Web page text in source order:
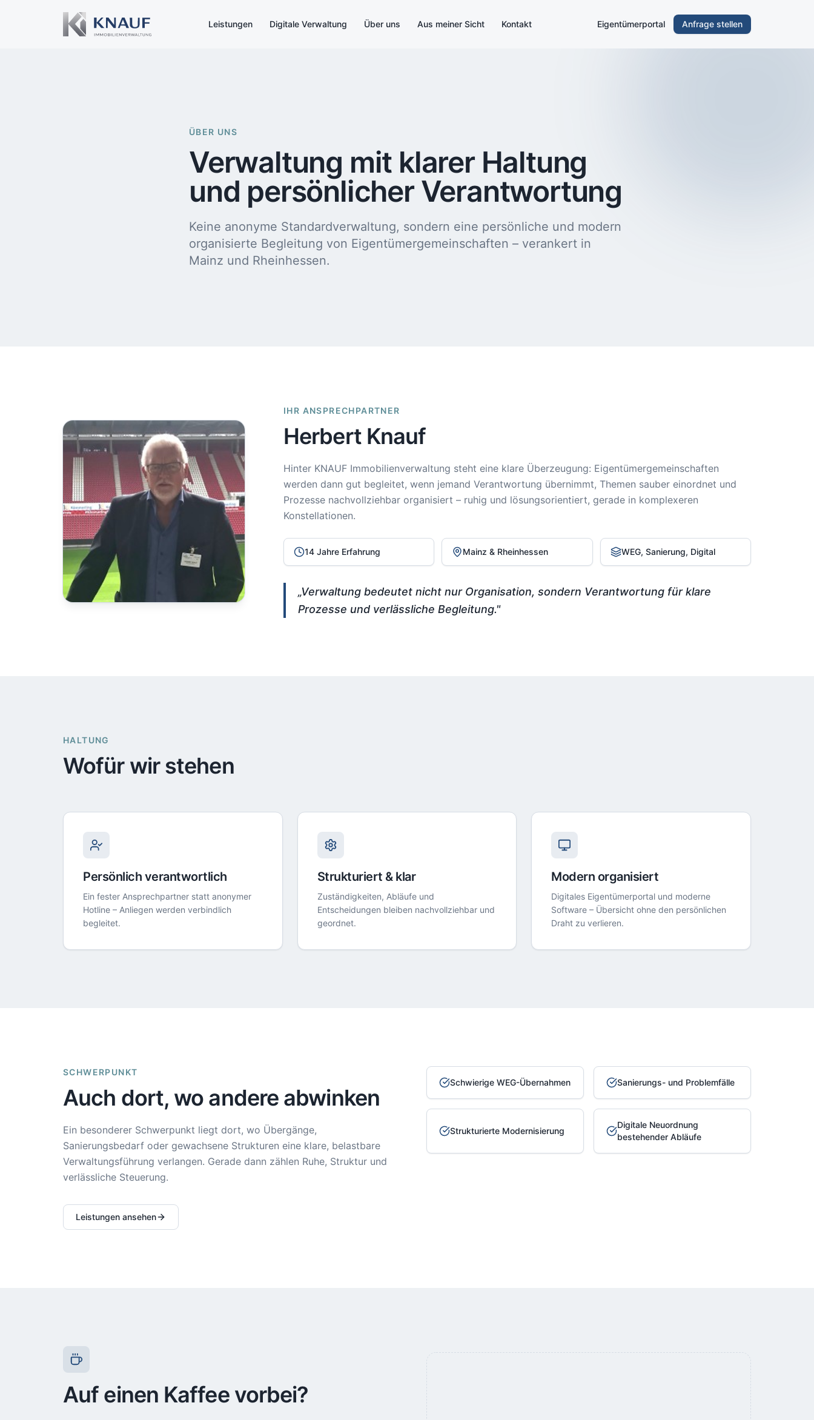
Leistungen Digitale Verwaltung Über uns Aus meiner Sicht Kontakt Eigentümerportal Anfrage stellen
ÜBER UNS
Verwaltung mit klarer Haltung
und persönlicher Verantwortung
Keine anonyme Standardverwaltung, sondern eine persönliche und modern
organisierte Begleitung von Eigentümergemeinschaften – verankert in
Mainz und Rheinhessen.
IHR ANSPRECHPARTNER
Herbert Knauf
Hinter KNAUF Immobilienverwaltung steht eine klare Überzeugung: Eigentümergemeinschaften
werden dann gut begleitet, wenn jemand Verantwortung übernimmt, Themen sauber einordnet und
Prozesse nachvollziehbar organisiert – ruhig und lösungsorientiert, gerade in komplexeren
Konstellationen.
14 Jahre Erfahrung Mainz & Rheinhessen WEG, Sanierung, Digital
„Verwaltung bedeutet nicht nur Organisation, sondern Verantwortung für klare
Prozesse und verlässliche Begleitung."
HALTUNG
Wofür wir stehen
Persönlich verantwortlich
Ein fester Ansprechpartner statt anonymer
Hotline – Anliegen werden verbindlich
begleitet.
Strukturiert & klar
Zuständigkeiten, Abläufe und
Entscheidungen bleiben nachvollziehbar und
geordnet.
Modern organisiert
Digitales Eigentümerportal und moderne
Software – Übersicht ohne den persönlichen
Draht zu verlieren.
SCHWERPUNKT
Auch dort, wo andere abwinken
Ein besonderer Schwerpunkt liegt dort, wo Übergänge,
Sanierungsbedarf oder gewachsene Strukturen eine klare, belastbare
Verwaltungsführung verlangen. Gerade dann zählen Ruhe, Struktur und
verlässliche Steuerung.
Leistungen ansehen
Schwierige WEG-Übernahmen Sanierungs- und Problemfälle
Strukturierte Modernisierung
Digitale Neuordnung
bestehender Abläufe
Auf einen Kaffee vorbei?